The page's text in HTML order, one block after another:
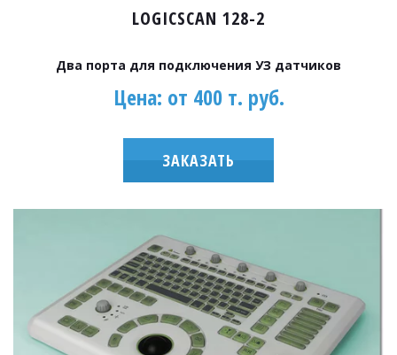
LOGICSCAN 128-2
Два порта для подключения УЗ датчиков
Цена: от 400 т. руб.
ЗАКАЗАТЬ